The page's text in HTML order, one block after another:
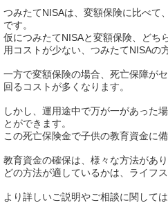
つみたてNISAは、変額保険に比べて
です。
仮につみたてNISAと変額保険、どち
用コストが少ない、つみたてNISAの
一方で変額保険の場合、死亡保障が
回るコストが多くなります。
しかし、運用途中で万が一があった
とができます。
この死亡保険金で子供の教育資金に
教育資金の確保は、様々な方法があり
どの方法が適しているかは、ライフ
より詳しいご説明やご相談に関して